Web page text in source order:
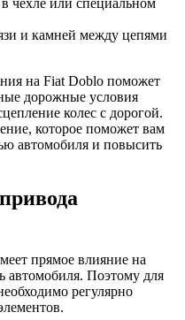
чехле или специальном
и камней между цепями
на Fiat Doblo поможет
дорожные условия
колес с дорогой.
которое поможет вам
автомобиля и повысить
прямое влияние на
автомобиля. Поэтому для
регулярно